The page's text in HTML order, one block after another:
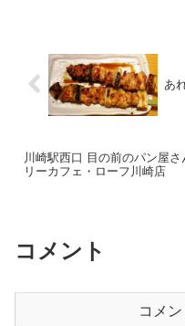
あ
川崎駅西口 目の前のパン屋さ
リーカフェ・ローフ川崎店
コメント
コメ